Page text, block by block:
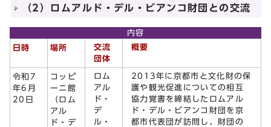
（2）ロムアルド・デル・ビアンコ財団との交流
内容
日時
場所
交流
団体
概要
令和7
年6月
20日
コッピ
ーニ館
（ロム
アル
ド・デ
ロム
アル
ド・
デ
ル・
2013年に京都市と文化財の保
護や観光促進についての相互
協力覚書を締結したロムアル
ド・デル・ビアンコ財団を京
都市代表団が訪問し、財団の